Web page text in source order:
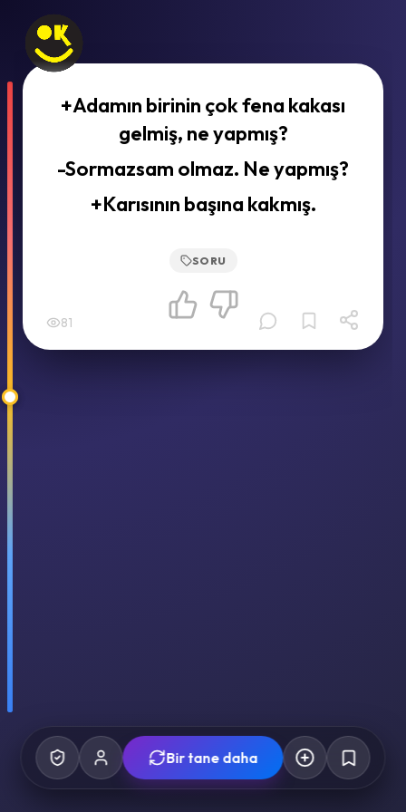
+Adamın birinin çok fena kakası
gelmiş, ne yapmış?
-Sormazsam olmaz. Ne yapmış?
+Karısının başına kakmış.
SORU
81
Bir tane daha